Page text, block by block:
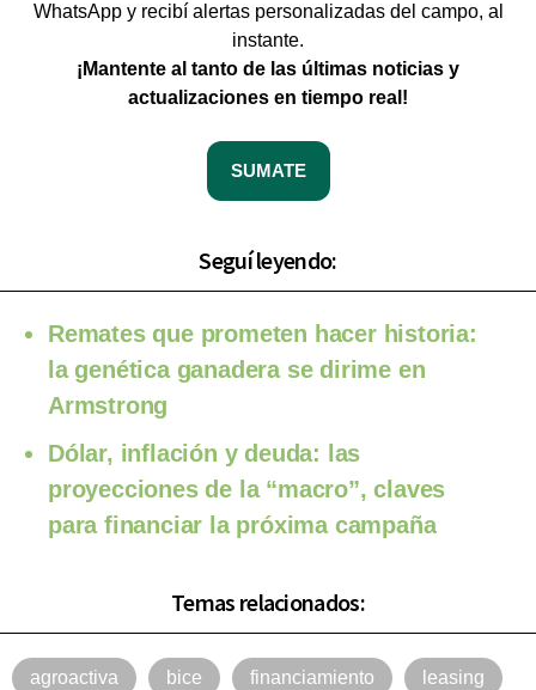
WhatsApp y recibí alertas personalizadas del campo, al
instante.
¡Mantente al tanto de las últimas noticias y
actualizaciones en tiempo real!
SUMATE
Seguí leyendo:
Remates que prometen hacer historia:
la genética ganadera se dirime en
Armstrong
Dólar, inflación y deuda: las
proyecciones de la “macro”, claves
para financiar la próxima campaña
Temas relacionados:
agroactiva bice financiamiento leasing